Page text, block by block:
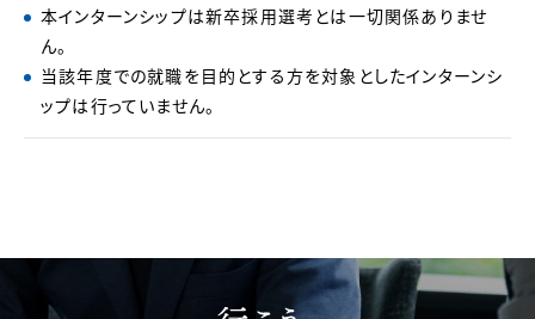
本インターンシップは新卒採用選考とは一切関係ありませ
ん。
当該年度での就職を目的とする方を対象としたインターンシ
ップは行っていません。